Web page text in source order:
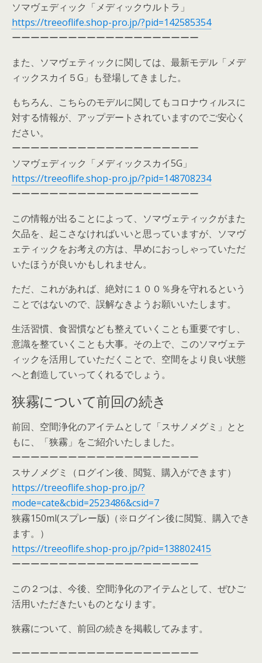
ソマヴェディック「メディックウルトラ」
https://treeoflife.shop-pro.jp/?pid=142585354
ーーーーーーーーーーーーーーーーーーーー
また、ソマヴェティックに関しては、最新モデル「メデ
ィックスカイ５G」も登場してきました。
もちろん、こちらのモデルに関してもコロナウィルスに
対する情報が、アップデートされていますのでご安心く
ださい。
ーーーーーーーーーーーーーーーーーーーー
ソマヴェディック「メディックスカイ5G」
https://treeoflife.shop-pro.jp/?pid=148708234
ーーーーーーーーーーーーーーーーーーーー
この情報が出ることによって、ソマヴェティックがまた
欠品を、起こさなければいいと思っていますが、ソマヴ
ェティックをお考えの方は、早めにおっしゃっていただ
いたほうが良いかもしれません。
ただ、これがあれば、絶対に１００％身を守れるという
ことではないので、誤解なきようお願いいたします。
生活習慣、食習慣なども整えていくことも重要ですし、
意識を整ていくことも大事。その上で、このソマヴェテ
ィックを活用していただくことで、空間をより良い状態
へと創造していってくれるでしょう。
狭霧について前回の続き
前回、空間浄化のアイテムとして「スサノメグミ」とと
もに、「狭霧」をご紹介いたしました。
ーーーーーーーーーーーーーーーーーーーー
スサノメグミ（ログイン後、閲覧、購入ができます）
https://treeoflife.shop-pro.jp/?
mode=cate&cbid=2523486&csid=7
狭霧150ml(スプレー版)（※ログイン後に閲覧、購入でき
ます。）
https://treeoflife.shop-pro.jp/?pid=138802415
ーーーーーーーーーーーーーーーーーーーー
この２つは、今後、空間浄化のアイテムとして、ぜひご
活用いただきたいものとなります。
狭霧について、前回の続きを掲載してみます。
ーーーーーーーーーーーーーーーーーーーー